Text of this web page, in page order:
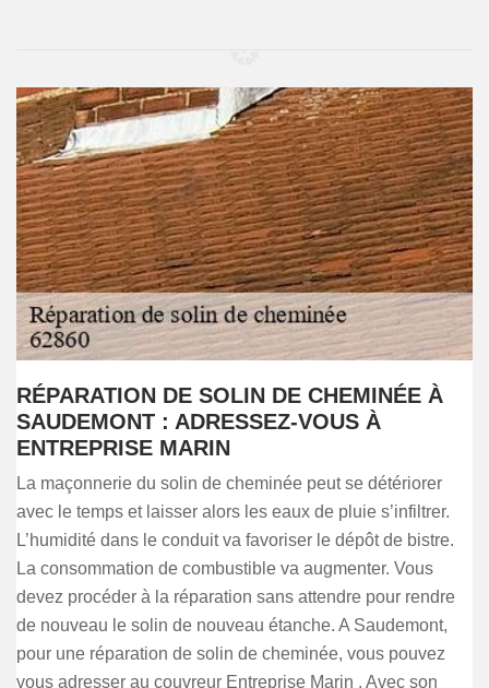
RÉPARATION DE SOLIN DE CHEMINÉE À
SAUDEMONT : ADRESSEZ-VOUS À
ENTREPRISE MARIN
La maçonnerie du solin de cheminée peut se détériorer
avec le temps et laisser alors les eaux de pluie s’infiltrer.
L’humidité dans le conduit va favoriser le dépôt de bistre.
La consommation de combustible va augmenter. Vous
devez procéder à la réparation sans attendre pour rendre
de nouveau le solin de nouveau étanche. A Saudemont,
pour une réparation de solin de cheminée, vous pouvez
vous adresser au couvreur Entreprise Marin . Avec son